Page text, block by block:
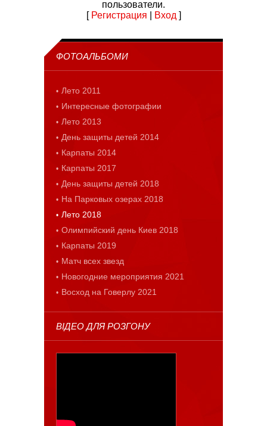
пользователи.
[ Регистрация Вход ]
ФОТОАЛЬБОМИ
Лето 2011
Интересные фотографии
Лето 2013
День защиты детей 2014
Карпаты 2014
Карпаты 2017
День защиты детей 2018
На Парковых озерах 2018
Лето 2018
Олимпийский день Киев 2018
Карпаты 2019
Матч всех звезд
Новогодние мероприятия 2021
Восход на Говерлу 2021
ВІДЕО ДЛЯ РОЗГОНУ